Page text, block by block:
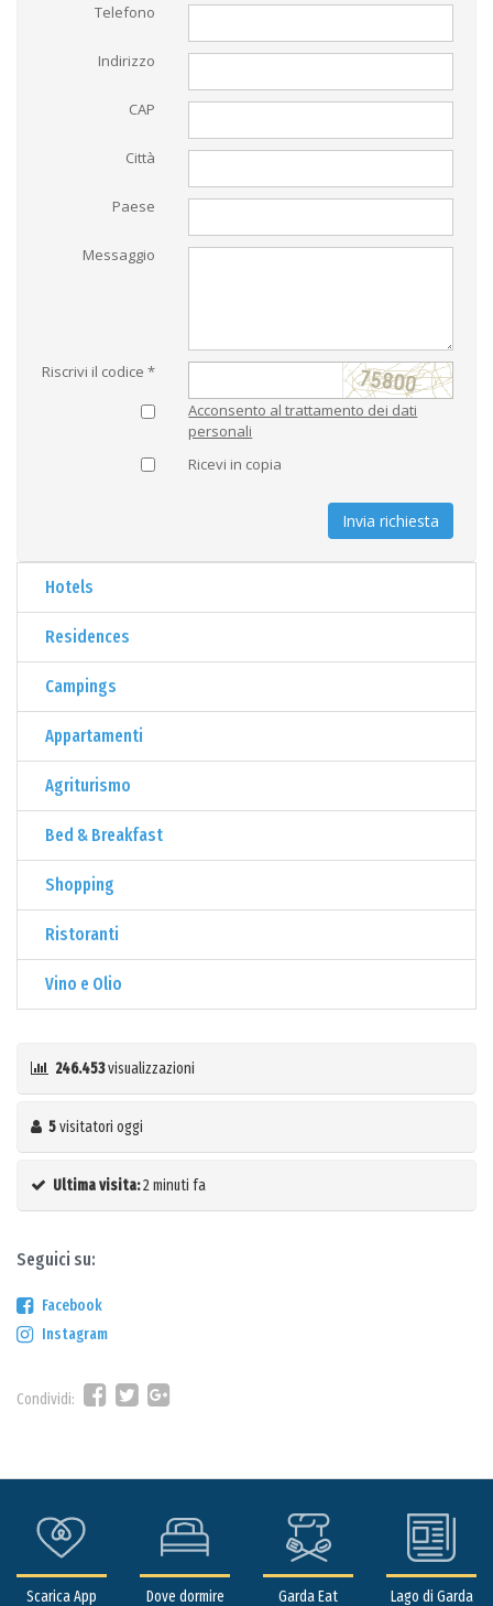
Telefono
Indirizzo
CAP
Città
Paese
Messaggio
Riscrivi il codice *
Acconsento al trattamento dei dati
personali
Ricevi in copia
Invia richiesta
Hotels
Residences
Campings
Appartamenti
Agriturismo
Bed & Breakfast
Shopping
Ristoranti
Vino e Olio
246.453visualizzazioni
5visitatori oggi
Ultima visita:2 minuti fa
Seguici su:
Facebook
Instagram
Condividi:
Scarica App
Dove dormire Garda Eat
Lago di Garda